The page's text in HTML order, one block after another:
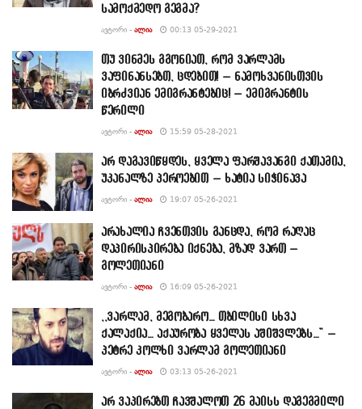
სამოქმედო გეგმა?
ᲐᲕᲢᲝᲠᲘ - ᲐᲚᲘᲐ 00:13 05-29-2021
თუ ვინმეს გგონიათ, რომ ვარლამს
ვაფინანსებთ, ცდებით! – ნამოხვანისთვის
იბრძვიან ემიგრანტებიც! – ემიგრანტის
წერილი
ᲐᲕᲢᲝᲠᲘ - ᲐᲚᲘᲐ 15:59 05-28-2021
არ დაგავიწყდეს, ყველა ფარშავანგი ქათამია,
უკანალზე პეროებით – ხატია სიჭინავა
ᲐᲕᲢᲝᲠᲘ - ᲐᲚᲘᲐ 19:07 05-26-2021
არახალია ჩვენთვის განცდა, რომ რაღაც
დაპირისპირება იქნება, მზად ვართ –
გოლეთიანი
ᲐᲕᲢᲝᲠᲘ - ᲐᲚᲘᲐ 16:09 05-26-2021
,,ვარლამ, მეგობარო… თბილისი სხვა
ქალაქია… აქაურობა ყველას აშიშვლებს…” –
პეტრე კოლხი ვარლამ გოლეთიანი
ᲐᲕᲢᲝᲠᲘ - ᲐᲚᲘᲐ 03:13 05-26-2021
არ ვაპირებთ ჩავშალოთ 26 მაისს დაგეგმილი